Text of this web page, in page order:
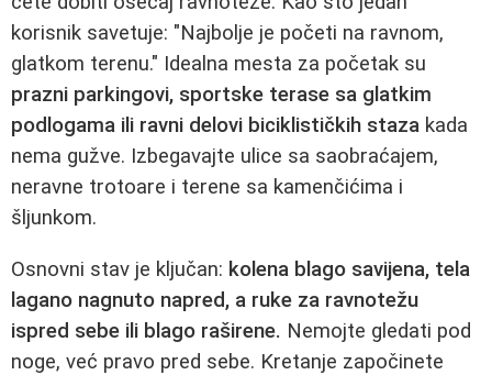
korisnik savetuje: "Najbolje je početi na ravnom,
glatkom terenu." Idealna mesta za početak su
prazni parkingovi, sportske terase sa glatkim
podlogama ili ravni delovi biciklističkih staza kada
nema gužve. Izbegavajte ulice sa saobraćajem,
neravne trotoare i terene sa kamenčićima i
šljunkom.
Osnovni stav je ključan: kolena blago savijena, tela
lagano nagnuto napred, a ruke za ravnotežu
ispred sebe ili blago raširene. Nemojte gledati pod
noge, već pravo pred sebe. Kretanje započinete